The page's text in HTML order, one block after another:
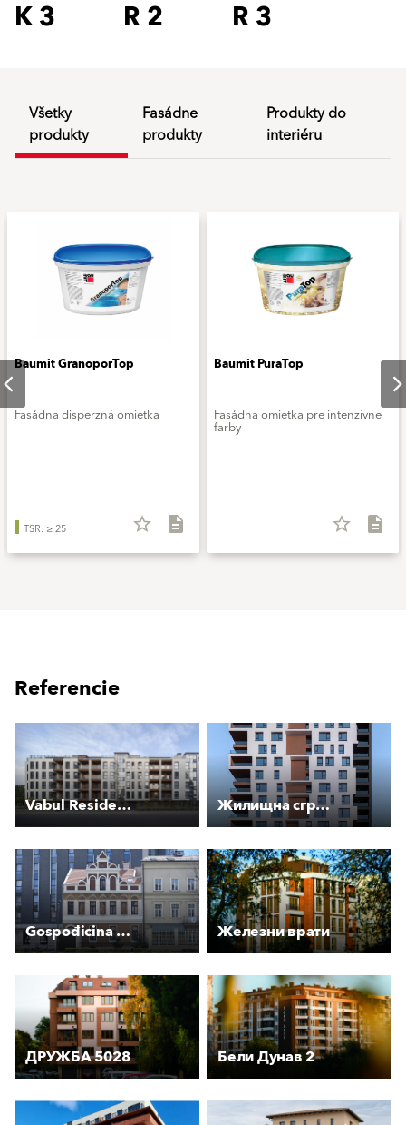
K 3 R 2 R 3
Všetky
produkty
Fasádne
produkty
Produkty do
interiéru
Baumit GranoporTop
Fasádna disperzná omietka
TSR: ≥ 25 star_border description
Baumit PuraTop
Fasádna omietka pre intenzívne
farby
star_border description
Referencie
Vabul Residence Жилищна сграда LVIEW
Gospođicina kuća Железни врати
ДРУЖБА 5028 Бели Дунав 2